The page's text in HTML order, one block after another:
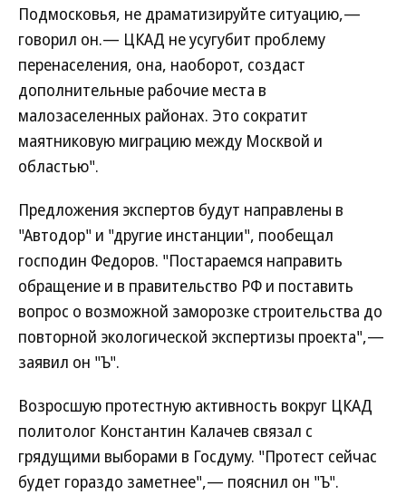
Подмосковья, не драматизируйте ситуацию,—
говорил он.— ЦКАД не усугубит проблему
перенаселения, она, наоборот, создаст
дополнительные рабочие места в
малозаселенных районах. Это сократит
маятниковую миграцию между Москвой и
областью".
Предложения экспертов будут направлены в
"Автодор" и "другие инстанции", пообещал
господин Федоров. "Постараемся направить
обращение и в правительство РФ и поставить
вопрос о возможной заморозке строительства до
повторной экологической экспертизы проекта",—
заявил он "Ъ".
Возросшую протестную активность вокруг ЦКАД
политолог Константин Калачев связал с
грядущими выборами в Госдуму. "Протест сейчас
будет гораздо заметнее",— пояснил он "Ъ".